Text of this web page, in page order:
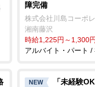
障完備
株式会社川島コーポ
湘南藤沢
時給1,225円～1,300円
アルバイト・パート /
NEW
「未経験